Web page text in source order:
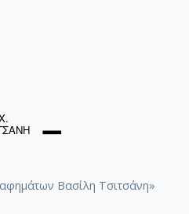
Βασίλη Τσιτσάνη»